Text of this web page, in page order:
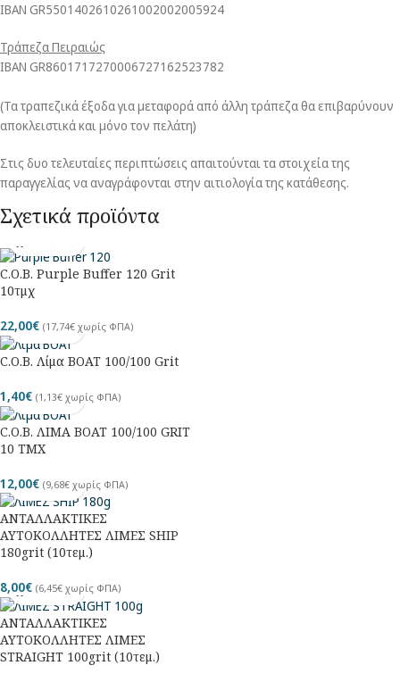
ΙΒΑΝ GR5501402610261002002005924
Τράπεζα Πειραιώς
ΙΒΑΝ GR8601717270006727162523782
(Τα τραπεζικά έξοδα για μεταφορά από άλλη τράπεζα θα επιβαρύνουν
αποκλειστικά και μόνο τον πελάτη)
Στις δυο τελευταίες περιπτώσεις απαιτούνται τα στοιχεία της
παραγγελίας να αναγράφονται στην αιτιολογία της κατάθεσης.
Σχετικά προϊόντα
C.O.B. Purple Buffer 120 Grit
10τμχ
22,00€ (17,74€ χωρίς ΦΠΑ)
C.O.B. Λίμα BOAT 100/100 Grit
1,40€ (1,13€ χωρίς ΦΠΑ)
C.O.B. ΛΙΜΑ BOAT 100/100 GRIT
10 TMX
12,00€ (9,68€ χωρίς ΦΠΑ)
ΑΝΤΑΛΛΑΚΤΙΚΕΣ
ΑΥΤΟΚΟΛΛΗΤΕΣ ΛΙΜΕΣ SHIP
180grit (10τεμ.)
8,00€ (6,45€ χωρίς ΦΠΑ)
ΑΝΤΑΛΛΑΚΤΙΚΕΣ
ΑΥΤΟΚΟΛΛΗΤΕΣ ΛΙΜΕΣ
STRAIGHT 100grit (10τεμ.)